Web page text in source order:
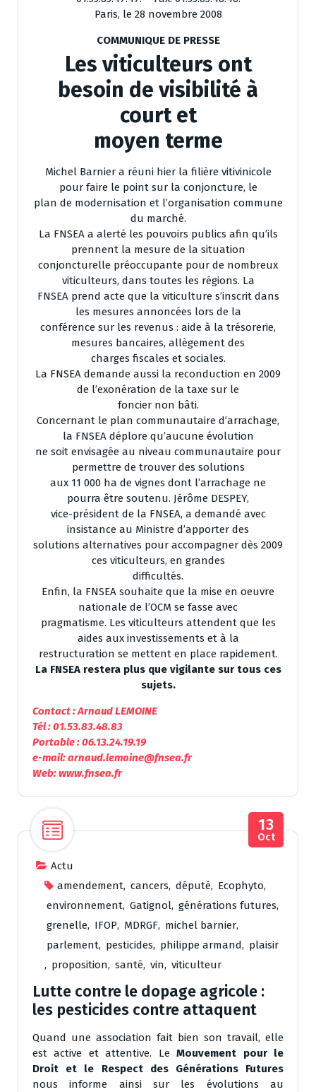
Paris, le 28 novembre 2008
COMMUNIQUE DE PRESSE
Les viticulteurs ont
besoin de visibilité à
court et
moyen terme
Michel Barnier a réuni hier la filière vitivinicole
pour faire le point sur la conjoncture, le
plan de modernisation et l’organisation commune
du marché.
La FNSEA a alerté les pouvoirs publics afin qu’ils
prennent la mesure de la situation
conjoncturelle préoccupante pour de nombreux
viticulteurs, dans toutes les régions. La
FNSEA prend acte que la viticulture s’inscrit dans
les mesures annoncées lors de la
conférence sur les revenus : aide à la trésorerie,
mesures bancaires, allègement des
charges fiscales et sociales.
La FNSEA demande aussi la reconduction en 2009
de l’exonération de la taxe sur le
foncier non bâti.
Concernant le plan communautaire d’arrachage,
la FNSEA déplore qu’aucune évolution
ne soit envisagée au niveau communautaire pour
permettre de trouver des solutions
aux 11 000 ha de vignes dont l’arrachage ne
pourra être soutenu. Jérôme DESPEY,
vice-président de la FNSEA, a demandé avec
insistance au Ministre d’apporter des
solutions alternatives pour accompagner dès 2009
ces viticulteurs, en grandes
difficultés.
Enfin, la FNSEA souhaite que la mise en oeuvre
nationale de l’OCM se fasse avec
pragmatisme. Les viticulteurs attendent que les
aides aux investissements et à la
restructuration se mettent en place rapidement.
La FNSEA restera plus que vigilante sur tous ces
sujets.
Contact : Arnaud LEMOINE
Tél : 01.53.83.48.83
Portable : 06.13.24.19.19
e-mail: arnaud.lemoine@fnsea.fr
Web: www.fnsea.fr
Actu
amendement, cancers, député, Ecophyto,
environnement, Gatignol, générations futures,
grenelle, IFOP, MDRGF, michel barnier,
parlement, pesticides, philippe armand, plaisir
, proposition, santé, vin, viticulteur
13
Oct
Lutte contre le dopage agricole :
les pesticides contre attaquent
Quand une association fait bien son travail, elle
est active et attentive. LeMouvement pour le
Droit et le Respect des Générations Futures
nous informe ainsi sur les évolutions au